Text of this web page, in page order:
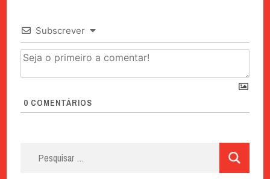
Subscrever
0 COMENTÁRIOS